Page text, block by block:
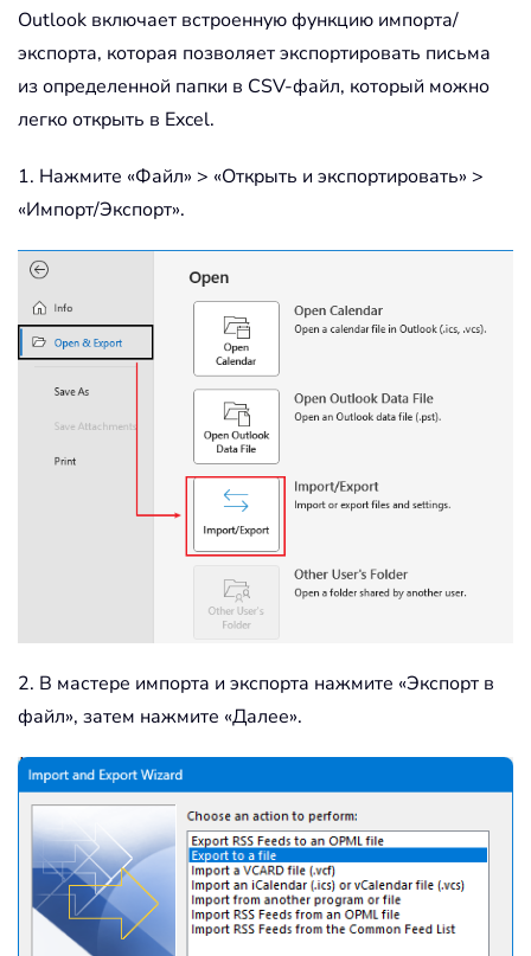
Outlook включает встроенную функцию импорта/
экспорта, которая позволяет экспортировать письма
из определенной папки в CSV-файл, который можно
легко открыть в Excel.
1. Нажмите «Файл» > «Открыть и экспортировать» >
«Импорт/Экспорт».
2. В мастере импорта и экспорта нажмите «Экспорт в
файл», затем нажмите «Далее».